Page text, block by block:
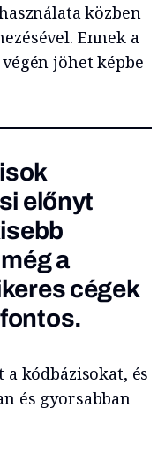
közben
Ennek a
jöhet képbe
előnyt
a
cégek
kódbázisokat, és
és gyorsabban